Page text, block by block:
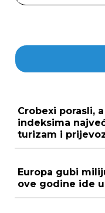
Crobexi porasli,
indeksima
turizam i
Europa gubi
ove godine ide